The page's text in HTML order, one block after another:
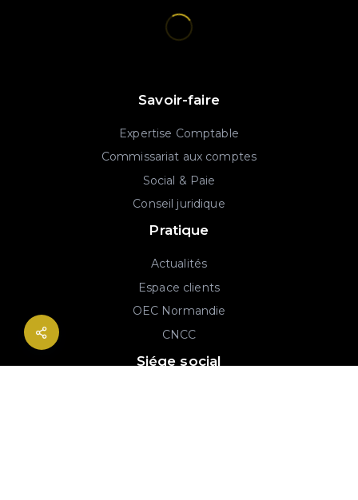
Savoir-faire
Expertise Comptable
Commissariat aux comptes
Social & Paie
Conseil juridique
Pratique
Actualités
Espace clients
OEC Normandie
CNCC
Siége social